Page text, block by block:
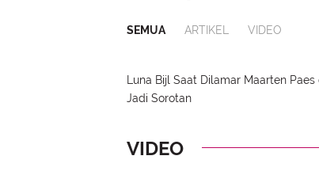
SEMUA ARTIKEL VIDEO
Luna Bijl Saat Dilamar Maarten Paes
Jadi Sorotan
VIDEO